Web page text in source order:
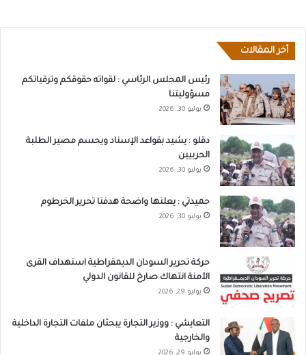
أخر المقالات
رئيس المجلس الرئاسي : لقواته حقوقكم وترقياتكم
مسؤوليتنا
يوليو 30, 2026
دقلو : يشيد بقواعد الإسناد ويحسم مصير الطلبة
الحربيين
يوليو 30, 2026
حميدتي : يعلنها واضحة هدفنا تحرير الخرطوم
يوليو 30, 2026
حركة تحرير السودان الديمقراطية استهداف القرى
الآمنة انتهاك صارخ للقانون الدولي
يوليو 29, 2026
التعايشي : ووزير التجارة يبحثان ملفات التجارة الداخلية
والخارجية
يوليو 29, 2026